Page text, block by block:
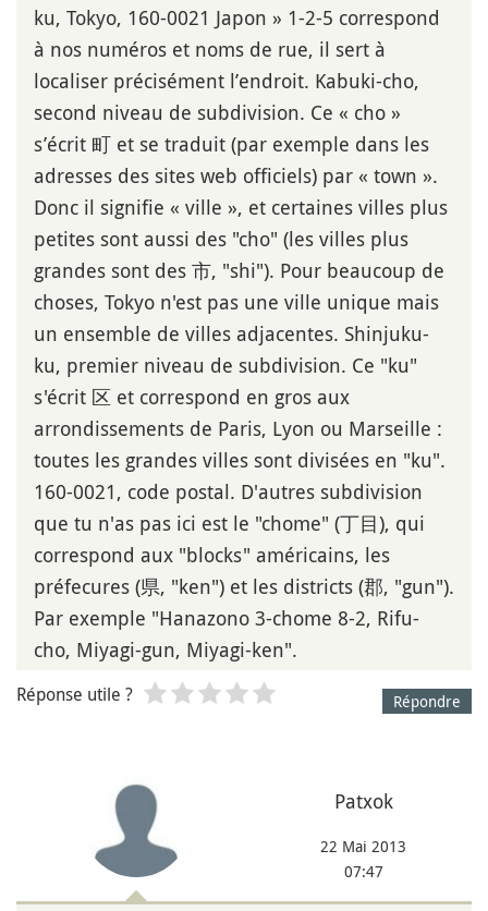
ku, Tokyo, 160-0021 Japon » 1-2-5 correspond
à nos numéros et noms de rue, il sert à
localiser précisément l’endroit. Kabuki-cho,
second niveau de subdivision. Ce « cho »
s’écrit 町 et se traduit (par exemple dans les
adresses des sites web officiels) par « town ».
Donc il signifie « ville », et certaines villes plus
petites sont aussi des "cho" (les villes plus
grandes sont des 市, "shi"). Pour beaucoup de
choses, Tokyo n'est pas une ville unique mais
un ensemble de villes adjacentes. Shinjuku-
ku, premier niveau de subdivision. Ce "ku"
s'écrit 区 et correspond en gros aux
arrondissements de Paris, Lyon ou Marseille :
toutes les grandes villes sont divisées en "ku".
160-0021, code postal. D'autres subdivision
que tu n'as pas ici est le "chome" (丁目), qui
correspond aux "blocks" américains, les
préfecures (県, "ken") et les districts (郡, "gun").
Par exemple "Hanazono 3-chome 8-2, Rifu-
cho, Miyagi-gun, Miyagi-ken".
Répondre
Réponse utile ?
Patxok
22 Mai 2013
07:47